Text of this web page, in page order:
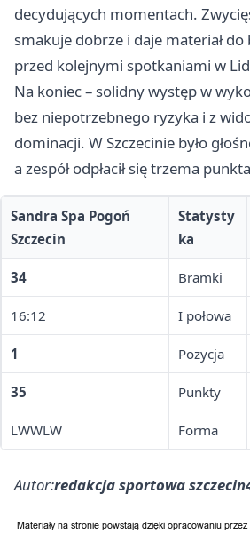
decydujących momentach.
smakuje dobrze i daje materiał
przed kolejnymi spotkaniami w
Na koniec – solidny występ w
bez niepotrzebnego ryzyka i z
dominacji. W Szczecinie było
a zespół odpłacił się trzema
Sandra Spa Pogoń
Szczecin
Statysty
ka
34 Bramki
16:12 I połowa
1 Pozycja
35 Punkty
LWWLW Forma
Autor:redakcja sportowa